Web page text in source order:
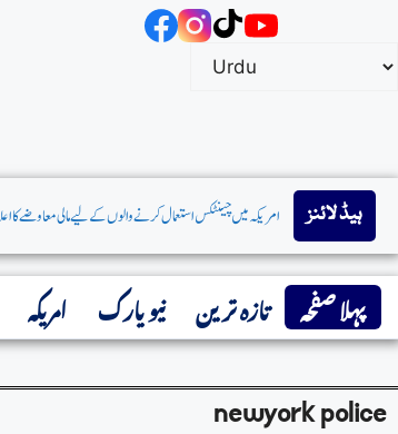
ہیڈ لائنز انفیلڈکوخیربادکہنےکےبعدمحمدصلاح کابڑا
پہلا صفحہ تازہ ترین نیو یارک امریکہ
newyork police